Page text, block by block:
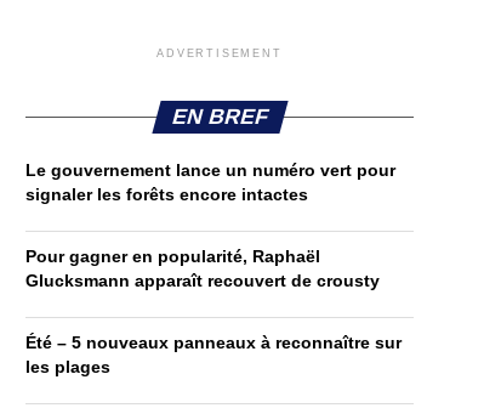
ADVERTISEMENT
EN BREF
Le gouvernement lance un numéro vert pour
signaler les forêts encore intactes
Pour gagner en popularité, Raphaël
Glucksmann apparaît recouvert de crousty
Été – 5 nouveaux panneaux à reconnaître sur
les plages